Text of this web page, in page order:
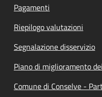
Pagamenti
Riepilogo valutazioni
Segnalazione disservizio
Piano di miglioramento
Comune di Conselve -